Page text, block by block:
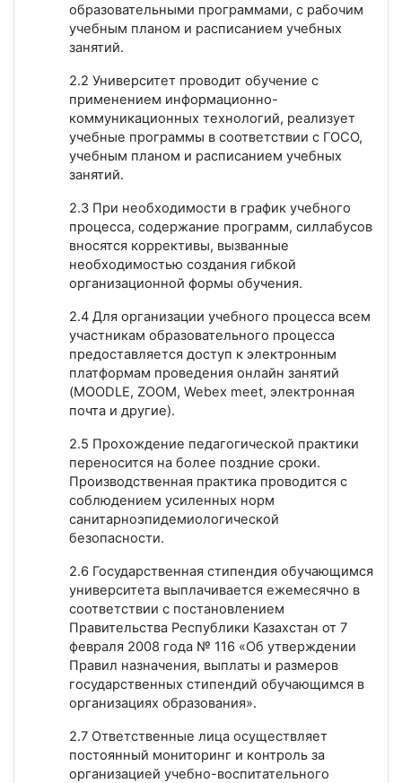
образовательными программами, с рабочим
учебным планом и расписанием учебных
занятий.
2.2 Университет проводит обучение с
применением информационно-
коммуникационных технологий, реализует
учебные программы в соответствии с ГОСО,
учебным планом и расписанием учебных
занятий.
2.3 При необходимости в график учебного
процесса, содержание программ, силлабусов
вносятся коррективы, вызванные
необходимостью создания гибкой
организационной формы обучения.
2.4 Для организации учебного процесса всем
участникам образовательного процесса
предоставляется доступ к электронным
платформам проведения онлайн занятий
(MOODLE, ZOOM, Webex meet, электронная
почта и другие).
2.5 Прохождение педагогической практики
переносится на более поздние сроки.
Производственная практика проводится с
соблюдением усиленных норм
санитарноэпидемиологической
безопасности.
2.6 Государственная стипендия обучающимся
университета выплачивается ежемесячно в
соответствии с постановлением
Правительства Республики Казахстан от 7
февраля 2008 года № 116 «Об утверждении
Правил назначения, выплаты и размеров
государственных стипендий обучающимся в
организациях образования».
2.7 Ответственные лица осуществляет
постоянный мониторинг и контроль за
организацией учебно-воспитательного